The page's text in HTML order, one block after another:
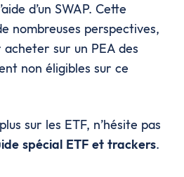
d’un SWAP. Cette
nombreuses perspectives,
sur un PEA des
non éligibles sur ce
sur les ETF, n’hésite pas
spécial ETF et trackers.